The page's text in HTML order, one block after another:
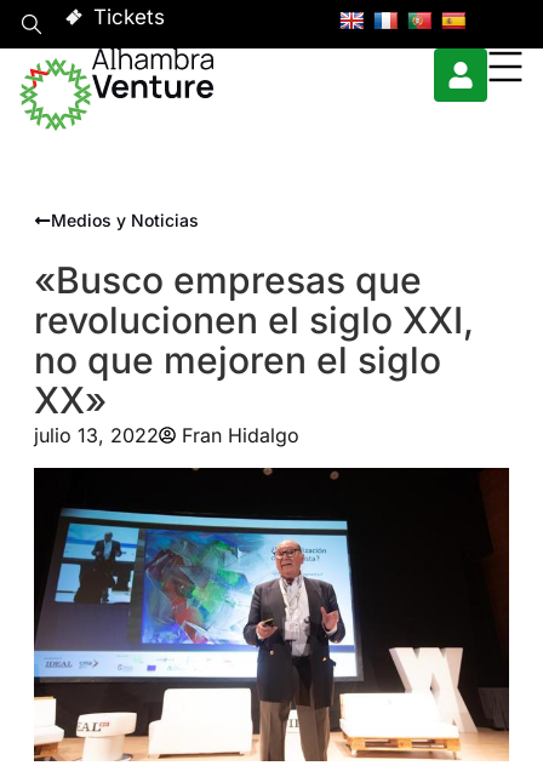
Tickets
Medios y Noticias
«Busco empresas que
revolucionen el siglo XXI,
no que mejoren el siglo
XX»
julio 13, 2022 Fran Hidalgo